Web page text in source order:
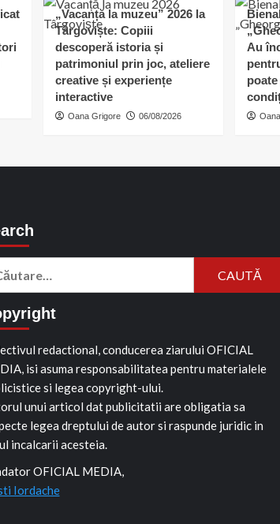
„Vacanță la muzeu” 2026 la
Târgoviște: Copiii
descoperă istoria și
patrimoniul prin joc, ateliere
creative și experiențe
interactive
Oana Grigore 06/08/2026
Au
redactional, conducerea ziarului OFICIAL
isi asuma responsabilitatea pentru materialele
si legea copyright-ului.
unui articol dat publicitatii are obligatia sa
legea dreptului de autor si raspunde juridic in
incalcarii acesteia.
OFICIAL MEDIA,
Iordache